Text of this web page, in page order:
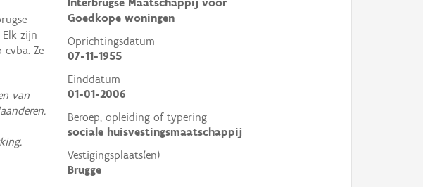
Goedkope woningen
Oprichtingsdatum
07-11-1955
Einddatum
01-01-2006
Beroep, opleiding of typering
sociale huisvestingsmaatschappij
Vestigingsplaats(en)
Brugge
zijn
Ze
van